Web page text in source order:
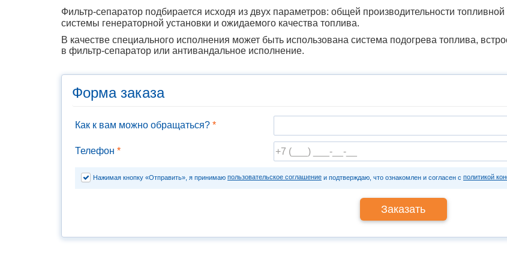
Фильтр-сепаратор подбирается исходя из двух параметров: общей производительности топливной
системы генераторной установки и ожидаемого качества топлива.
В качестве специального исполнения может быть использована система подогрева топлива,
в фильтр-сепаратор или антивандальное исполнение.
Форма заказа
Как к вам можно обращаться? *
Телефон *
Нажимая кнопку «Отправить», я принимаю пользовательское соглашение и подтверждаю, что ознакомлен и согласен с политикой